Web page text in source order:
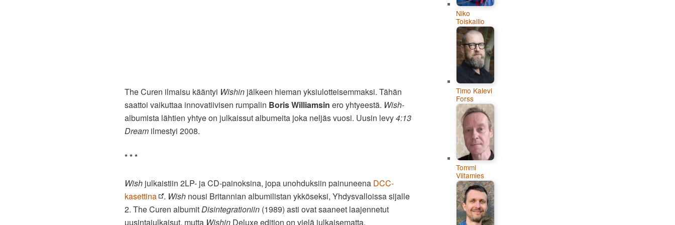
The Curen ilmaisu kääntyi Wishin jälkeen hieman yksiulotteisemmaksi. Tähän
saattoi vaikuttaa innovatiivisen rumpalin Boris Williamsin ero yhtyeestä. Wish-
albumista lähtien yhtye on julkaissut albumeita joka neljäs vuosi. Uusin levy4:13
Dream ilmestyi 2008.
* * *
Wish julkaistiin 2LP- ja CD-painoksina, jopa unohduksiin painuneena DCC-
kasettina
. Wish nousi Britannian albumilistan ykköseksi, Yhdysvalloissa sijalle
2. The Curen albumitDisintegrationiin (1989) asti ovat saaneet laajennetut
uusintajulkaisut, mutta Wishin Deluxe edition on vielä julkaisematta.
Niko
Toiskallio
Timo Kalevi
Forss
Tommi
Viitamies